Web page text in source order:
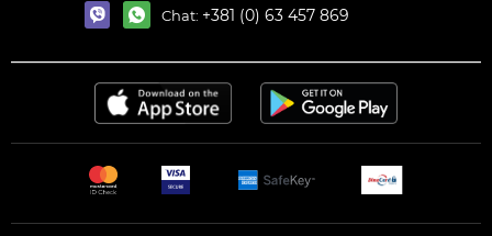
Chat: +381 (0) 63 457 869